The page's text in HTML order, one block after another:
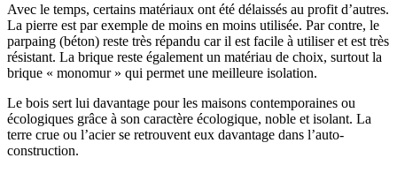
Avec le temps, certains matériaux ont été délaissés au profit d’autres.
La pierre est par exemple de moins en moins utilisée. Par contre, le
parpaing (béton) reste très répandu car il est facile à utiliser et est très
résistant. La brique reste également un matériau de choix, surtout la
brique « monomur » qui permet une meilleure isolation.
Le bois sert lui davantage pour les maisons contemporaines ou
écologiques grâce à son caractère écologique, noble et isolant. La
terre crue ou l’acier se retrouvent eux davantage dans l’auto-
construction.